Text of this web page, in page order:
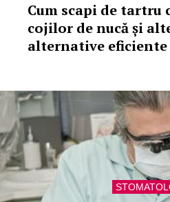
Cum scapi de tartru
cojilor de nucă și
alternative eficiente